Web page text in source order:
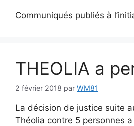
Communiqués publiés à
THEOLIA a
2 février 2018 par WM81
La décision de justice suite
Théolia contre 5 personnes